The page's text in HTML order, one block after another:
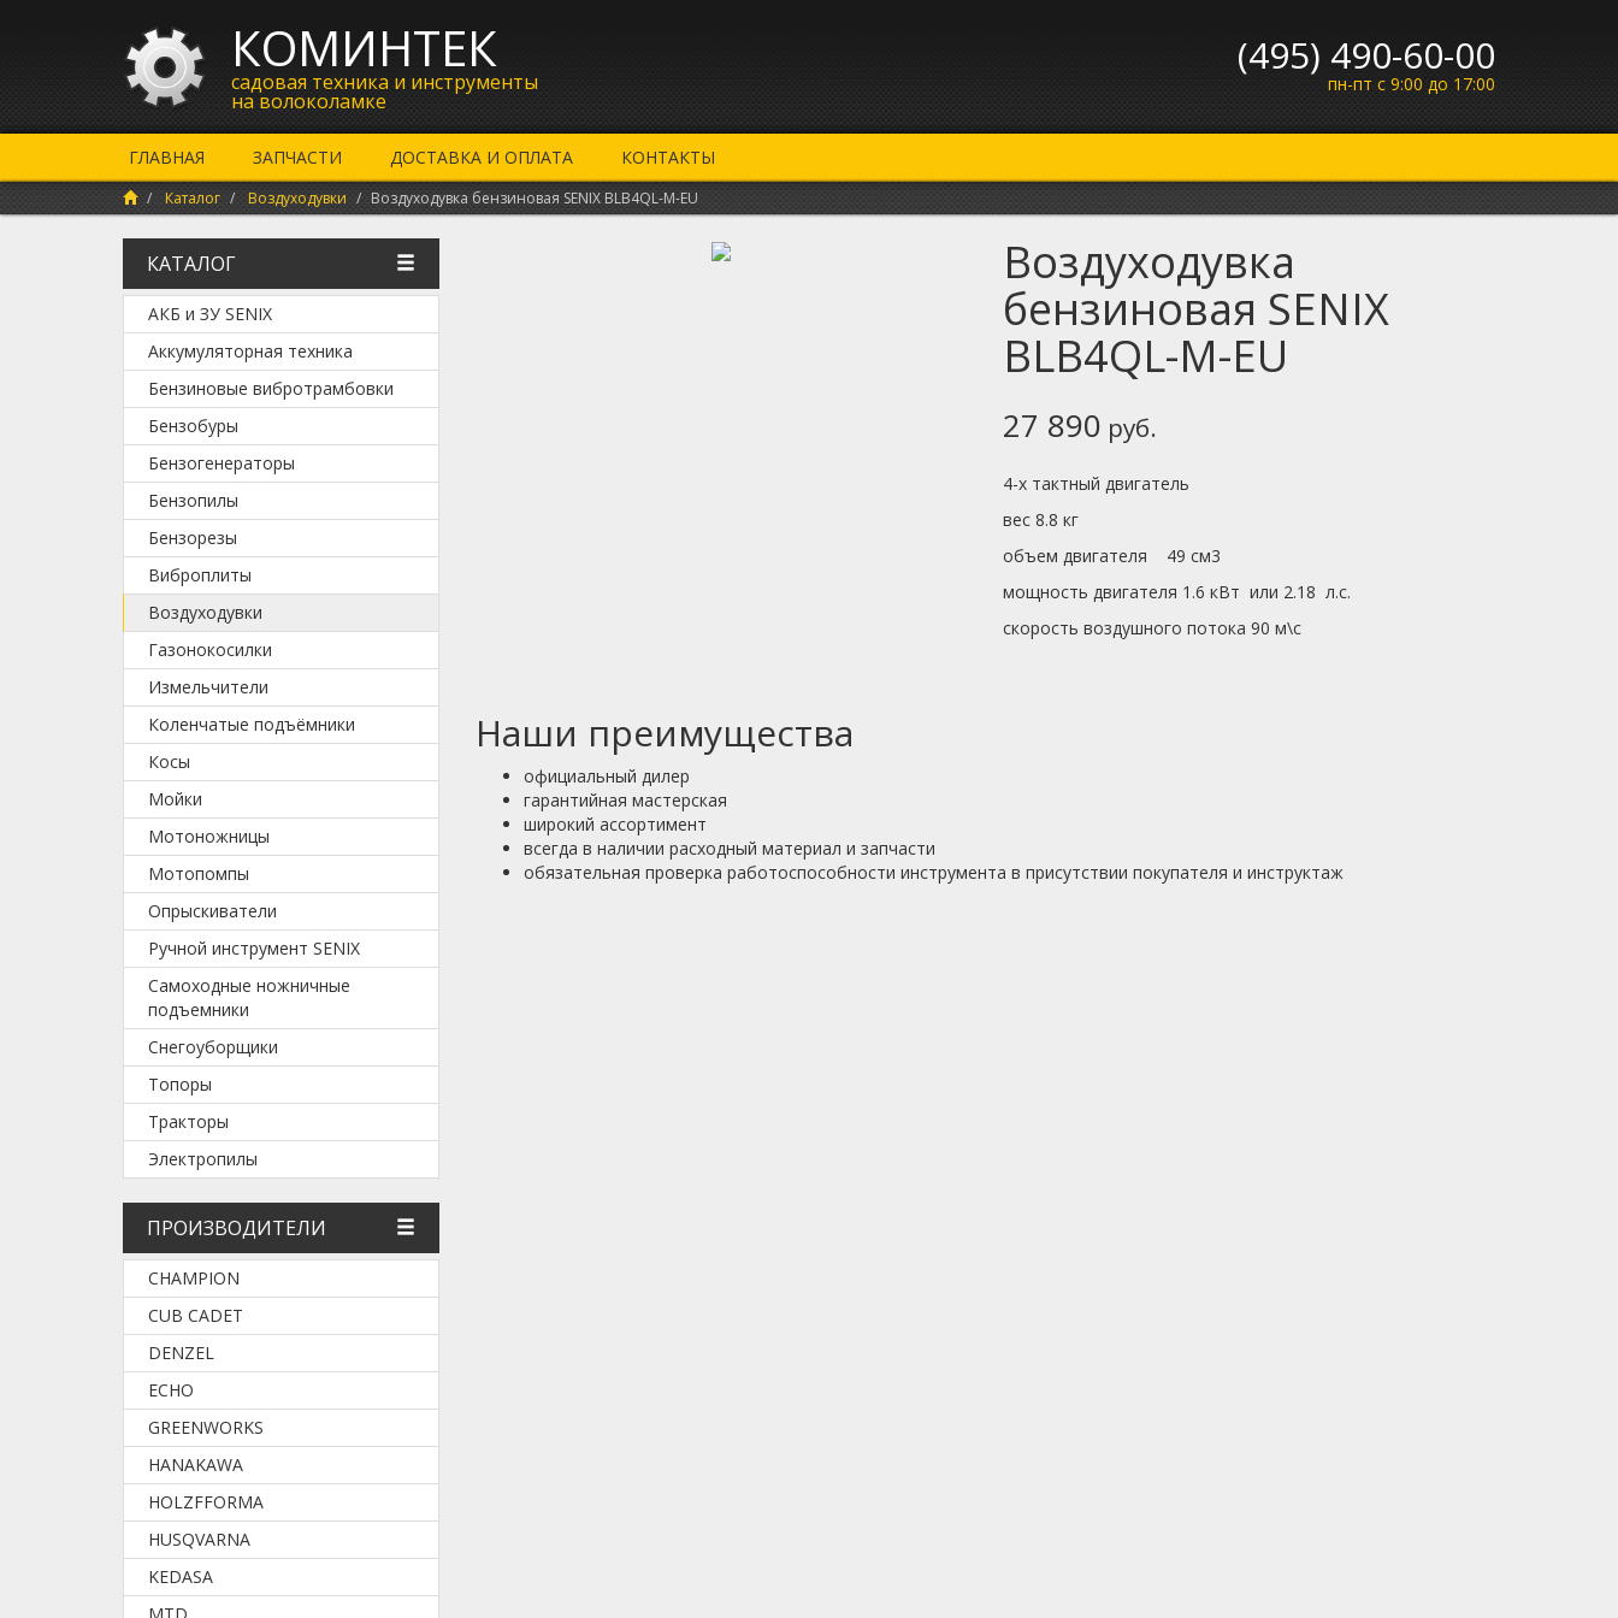
КОМИНТЕК
садовая техника и инструменты
на волоколамке
(495) 490-60-00
пн-пт с 9:00 до 17:00
ГЛАВНАЯ ЗАПЧАСТИ ДОСТАВКА И ОПЛАТА КОНТАКТЫ
Каталог Воздуходувки Воздуходувка бензиновая SENIX BLB4QL-M-EU
КАТАЛОГ
АКБ и ЗУ SENIX
Аккумуляторная техника
Бензиновые вибротрамбовки
Бензобуры
Бензогенераторы
Бензопилы
Бензорезы
Виброплиты
Воздуходувки
Газонокосилки
Измельчители
Коленчатые подъёмники
Косы
Мойки
Мотоножницы
Мотопомпы
Опрыскиватели
Ручной инструмент SENIX
Самоходные ножничные
подъемники
Снегоуборщики
Топоры
Тракторы
Электропилы
ПРОИЗВОДИТЕЛИ
CHAMPION
CUB CADET
DENZEL
ECHO
GREENWORKS
HANAKAWA
HOLZFFORMA
HUSQVARNA
KEDASA
Воздуходувка
бензиновая SENIX
BLB4QL-M-EU
27 890 руб.
4-х тактный двигатель
вес 8.8 кг
объем двигателя 49 см3
мощность двигателя 1.6 кВт или 2.18 л.с.
скорость воздушного потока 90 м\с
Наши преимущества
официальный дилер
гарантийная мастерская
широкий ассортимент
всегда в наличии расходный материал и запчасти
обязательная проверка работоспособности инструмента в присутствии покупателя и инструктаж